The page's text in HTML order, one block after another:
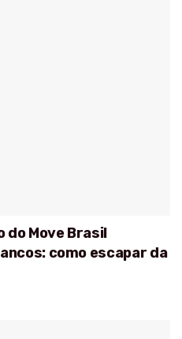
do Move Brasil
como escapar da